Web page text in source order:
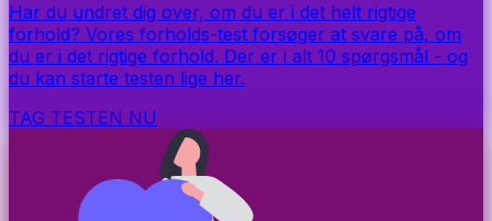
Har du undret dig over, om du er i det helt rigtige
forhold? Vores forholds-test forsøger at svare på, om
du er i det rigtige forhold. Der er i alt 10 spørgsmål - og
du kan starte testen lige her.
TAG TESTEN NU